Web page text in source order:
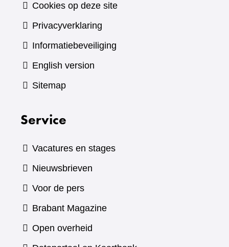
Cookies op deze site
Privacyverklaring
Informatiebeveiliging
English version
Sitemap
Service
Vacatures en stages
Nieuwsbrieven
Voor de pers
Brabant Magazine(verwijst
Open overheid